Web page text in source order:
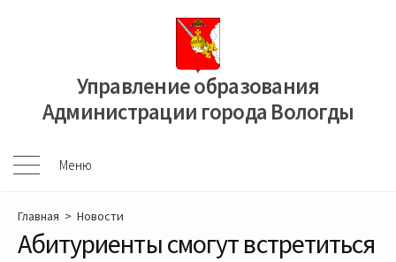
Управление образования
Администрации города Вологды
Меню
Меню
Главная > Новости
Абитуриенты смогут встретиться